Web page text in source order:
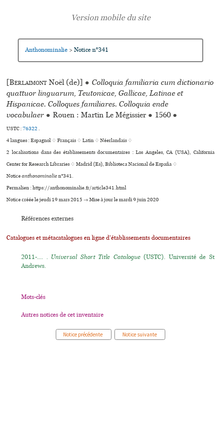
Anthonominalie > Notice n°341
[Berlaimont Noël (de)] ● Colloquia familiaria cum dictionario
quattuor linguarum, Teutonicae, Gallicae, Latinae et
Hispanicae. Colloques familiares. Colloquia ende
vocabulaer ● Rouen : Martin Le Mégissier ● 1560 ●
USTC :76322.
4 langues :Espagnol ♢Français ♢Latin ♢Néerlandais ♢
2 localisations dans des établissements documentaires : Los Angeles, CA (USA), California
Center for Research Libraries ♢ Madrid (Es), Biblioteca Nacional de España ♢
Noticeanthonominalien°341.
Permalien : https://anthonominalie.fr/article341.html
Notice créée le jeudi 19 mars 2015 → Mise à jour le mardi 9 juin 2020
Références externes
Catalogues et métacatalogues en ligne d'établissements documentaires
2011-.... . Universal Short Title Catalogue(USTC). Université de St
Andrews.
Mots-clés
Autres notices de cet inventaire
Notice précédente Notice suivante